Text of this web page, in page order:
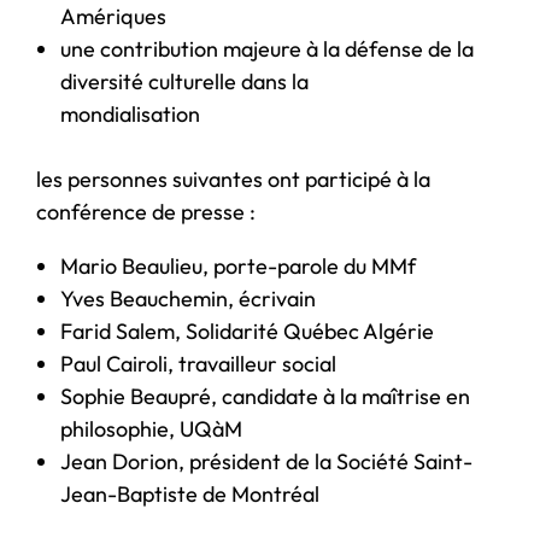
Amériques
une contribution majeure à la défense de la
diversité culturelle dans la
mondialisation
les personnes suivantes ont participé à la
conférence de presse :
Mario Beaulieu, porte-parole du MMf
Yves Beauchemin, écrivain
Farid Salem, Solidarité Québec Algérie
Paul Cairoli, travailleur social
Sophie Beaupré, candidate à la maîtrise en
philosophie, UQàM
Jean Dorion, président de la Société Saint-
Jean-Baptiste de Montréal